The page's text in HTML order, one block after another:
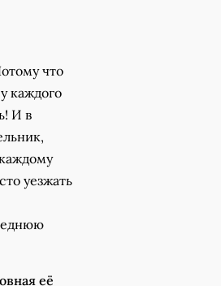
что
каждого
И в
уезжать
её